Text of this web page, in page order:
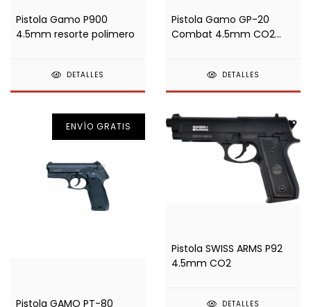
Pistola Gamo P900
4.5mm resorte polimero
DETALLES
Pistola Gamo GP-20
Combat 4.5mm CO2
DETALLES
ENVÍO GRATIS
Pistola GAMO PT-80
Pistola SWISS ARMS P92
4.5mm CO2
DETALLES